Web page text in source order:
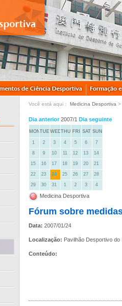
Você está aqui： Medicina Desportiva >
Dia anterior2007/1 Dia seguinte
MONTUE WEDTHU FRI SAT SUN
1 2 3 4 5 6 7
8 9 10 11 12 13 14
15 16 17 18 19 20 21
22 23 24 25 26 27 28
29 30 31 1 2 3 4
Medicina Desportiva
Fórum sobre
Data: 2007/01/24
Localização: Pavilhão Desportivo do
Conteúdo: